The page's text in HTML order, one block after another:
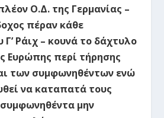
Ο.Δ. της Γερμανίας –
πέραν κάθε
Ράιχ – κουνά το δάχτυλο
Ευρώπης περί τήρησης
των συμφωνηθέντων ενώ
να καταπατά τους
μην